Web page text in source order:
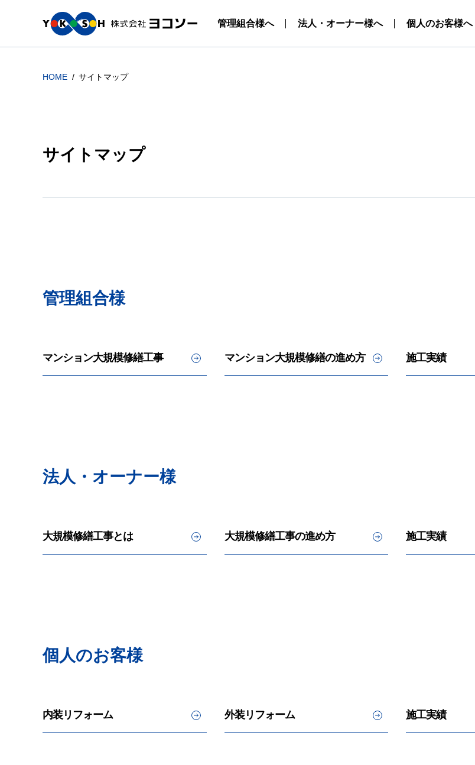
管理組合様へ 法人・オーナー様へ 個人のお客様へ
HOME サイトマップ
サイトマップ
管理組合様
マンション大規模修繕工事 マンション大規模修繕の進め方 施工実績
法人・オーナー様
大規模修繕工事とは 大規模修繕工事の進め方 施工実績
個人のお客様
内装リフォーム 外装リフォーム 施工実績